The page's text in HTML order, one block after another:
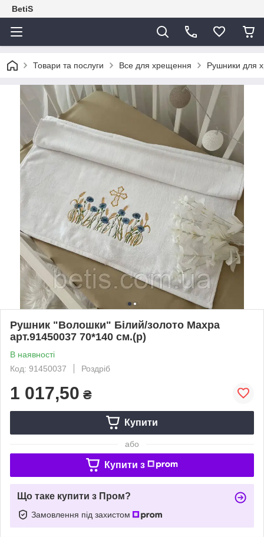
BetiS
Товари та послуги Все для хрещення Рушники для
Рушник "Волошки" Білий/золото Махра
арт.91450037 70*140 см.(р)
В наявності
Код: 91450037
Роздріб
1 017,50 ₴
Купити
або
Купити з
Що таке купити з Пром?
Замовлення під захистом